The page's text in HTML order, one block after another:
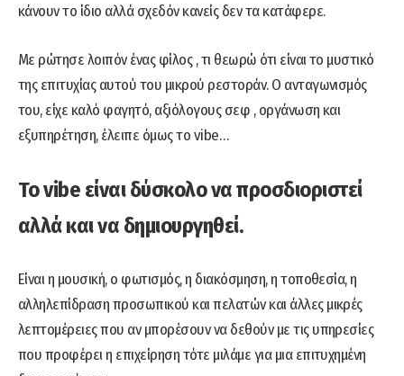
κάνουν το ίδιο αλλά σχεδόν κανείς δεν τα κατάφερε.
Με ρώτησε λοιπόν ένας φίλος , τι θεωρώ ότι είναι το μυστικό
της επιτυχίας αυτού του μικρού ρεστοράν. Ο ανταγωνισμός
του, είχε καλό φαγητό, αξιόλογους σεφ , οργάνωση και
εξυπηρέτηση, έλειπε όμως το vibe…
To vibe είναι δύσκολο να προσδιοριστεί
αλλά και να δημιουργηθεί.
Είναι η μουσική, ο φωτισμός, η διακόσμηση, η τοποθεσία, η
αλληλεπίδραση προσωπικού και πελατών και άλλες μικρές
λεπτομέρειες που αν μπορέσουν να δεθούν με τις υπηρεσίες
που προφέρει η επιχείρηση τότε μιλάμε για μια επιτυχημένη